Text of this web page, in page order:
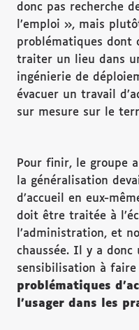
donc pas recherche
l’emploi », mais
problématiques dont
traiter un lieu dans
ingénierie de
évacuer un travail
sur mesure sur le
Pour finir, le groupe
la généralisation
d’accueil en eux-
doit être traitée à
l’administration, et
chaussée. Il y a
sensibilisation à faire
probl ématiques d
’usager dans les